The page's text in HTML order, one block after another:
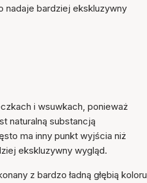
nadaje bardziej ekskluzywny
i wsuwkach, ponieważ
naturalną substancją
ma inny punkt wyjścia niż
ekskluzywny wygląd.
z bardzo ładną głębią koloru